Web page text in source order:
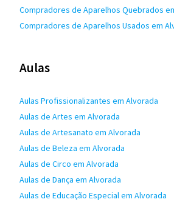
Compradores de Aparelhos Quebrados
Compradores de Aparelhos Usados em
Aulas
Aulas Profissionalizantes em Alvorada
Aulas de Artes em Alvorada
Aulas de Artesanato em Alvorada
Aulas de Beleza em Alvorada
Aulas de Circo em Alvorada
Aulas de Dança em Alvorada
Aulas de Educação Especial em Alvorada